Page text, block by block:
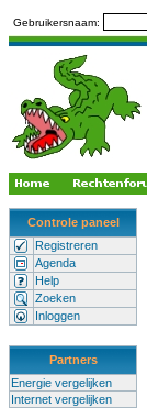
Gebruikersnaam:
Controle paneel
Registreren
Agenda
Help
Zoeken
Inloggen
Partners
Energie vergelijken
Internet vergelijken